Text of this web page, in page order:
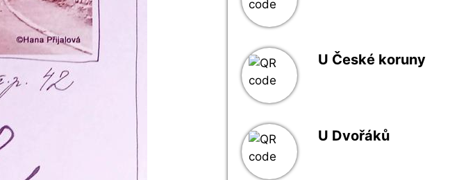
U České koruny
U Dvořáků